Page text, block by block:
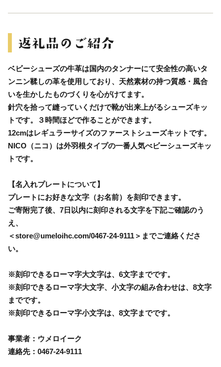
ベビーシューズの牛革は国内のタンナーにて安全性の高いタ
ンニン鞣しの革を使用しており、天然素材の持つ質感・風合
いを生かしたものづくりを心がけてます。
針穴を拾って縫っていくだけで靴が出来上がるシューズキッ
トです。３時間ほどで作ることができます。
12cmはレギュラーサイズのファーストシューズキットです。
NICO（ニコ）は外羽根タイプの一番人気べビーシューズキッ
トです。
【名入れプレートについて】
プレートにお好きな文字（お名前）を刻印できます。
ご寄附完了後、7日以内に刻印される文字を下記ご確認のう
え、
＜store@umeloihc.com/0467-24-9111＞までご連絡くださ
い。
※刻印できるローマ字大文字は、6文字までです。
※刻印できるローマ字大文字、小文字の組み合わせは、8文字
までです。
※刻印できるローマ字小文字は、8文字までです。
事業者：ウメロイーク
連絡先：0467-24-9111